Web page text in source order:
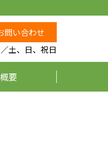
問い合わせ
土、日、祝日
要